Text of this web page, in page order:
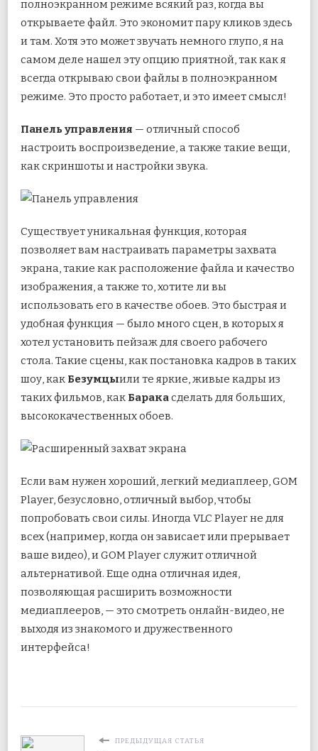
полноэкранном режиме всякий раз, когда вы
открываете файл. Это экономит пару кликов здесь
и там. Хотя это может звучать немного глупо, я на
самом деле нашел эту опцию приятной, так как я
всегда открываю свои файлы в полноэкранном
режиме. Это просто работает, и это имеет смысл!
Панель управления — отличный способ
настроить воспроизведение, а также такие вещи,
как скриншоты и настройки звука.
Существует уникальная функция, которая
позволяет вам настраивать параметры захвата
экрана, такие как расположение файла и качество
изображения, а также то, хотите ли вы
использовать его в качестве обоев. Это быстрая и
удобная функция — было много сцен, в которых я
хотел установить пейзаж для своего рабочего
стола. Такие сцены, как постановка кадров в таких
шоу, как Безумцыили те яркие, живые кадры из
таких фильмов, как Баракасделать для больших,
высококачественных обоев.
Если вам нужен хороший, легкий медиаплеер, GOM
Player, безусловно, отличный выбор, чтобы
попробовать свои силы. Иногда VLC Player не для
всех (например, когда он зависает или прерывает
ваше видео), и GOM Player служит отличной
альтернативой. Еще одна отличная идея,
позволяющая расширить возможности
медиаплееров, — это смотреть онлайн-видео, не
выходя из знакомого и дружественного
интерфейса!
ПРЕДЫДУЩАЯ СТАТЬЯ